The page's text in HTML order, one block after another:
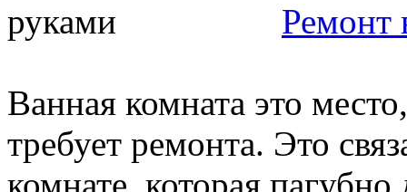
Ремонт
Ванная комната это
требует ремонта. Это
комнате, которая